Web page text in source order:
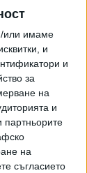
или имаме
и
и
за
на
и
на
съгласието
а след
Сега това
начало"
да се
предвидени
на